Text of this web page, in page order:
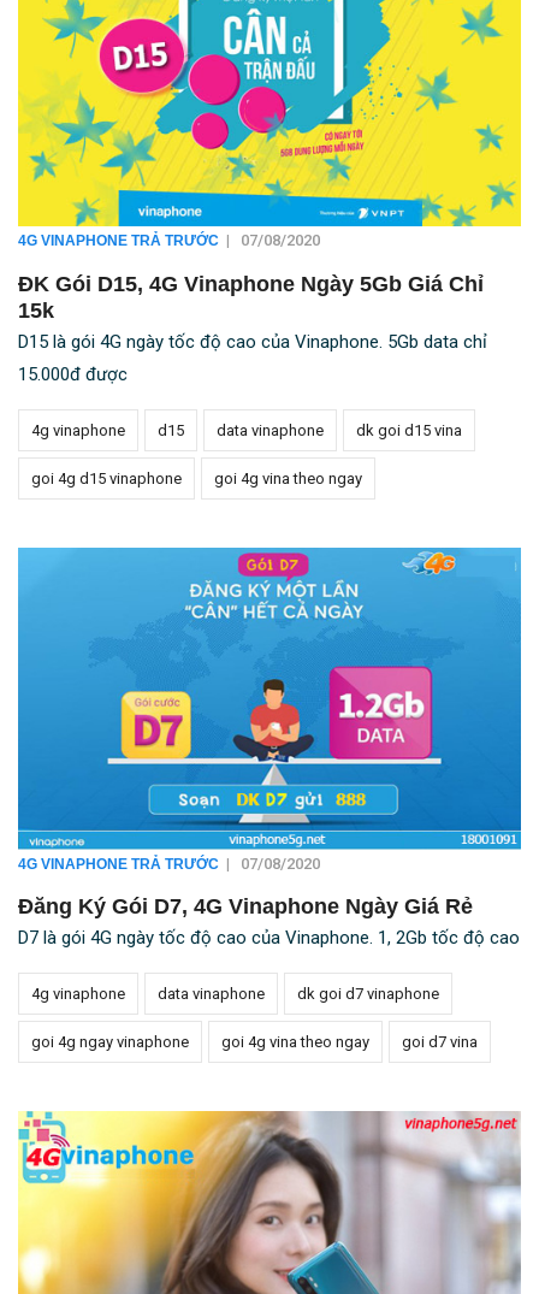
4G VINAPHONE TRẢ TRƯỚC | 07/08/2020
ĐK Gói D15, 4G Vinaphone Ngày 5Gb Giá Chỉ
15k
D15 là gói 4G ngày tốc độ cao của Vinaphone. 5Gb data chỉ
15.000đ được
4g vinaphone d15 data vinaphone dk goi d15 vina
goi 4g d15 vinaphone goi 4g vina theo ngay
4G VINAPHONE TRẢ TRƯỚC | 07/08/2020
Đăng Ký Gói D7, 4G Vinaphone Ngày Giá Rẻ
D7 là gói 4G ngày tốc độ cao của Vinaphone. 1, 2Gb tốc độ cao
4g vinaphone data vinaphone dk goi d7 vinaphone
goi 4g ngay vinaphone goi 4g vina theo ngay goi d7 vina